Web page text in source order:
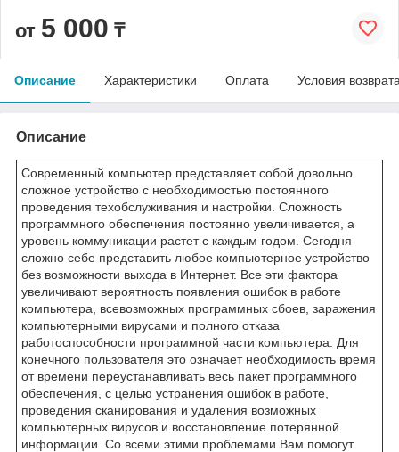
от 5 000 ₸
Описание Характеристики Оплата Условия
Описание
Современный компьютер представляет собой довольно
сложное устройство с необходимостью постоянного
проведения техобслуживания и настройки. Сложность
программного обеспечения постоянно увеличивается, а
уровень коммуникации растет с каждым годом. Сегодня
сложно себе представить любое компьютерное устройство
без возможности выхода в Интернет. Все эти фактора
увеличивают вероятность появления ошибок в работе
компьютера, всевозможных программных сбоев, заражения
компьютерными вирусами и полного отказа
работоспособности программной части компьютера. Для
конечного пользователя это означает необходимость время
от времени переустанавливать весь пакет программного
обеспечения, с целью устранения ошибок в работе,
проведения сканирования и удаления возможных
компьютерных вирусов и восстановление потерянной
информации. Со всеми этими проблемами Вам помогут